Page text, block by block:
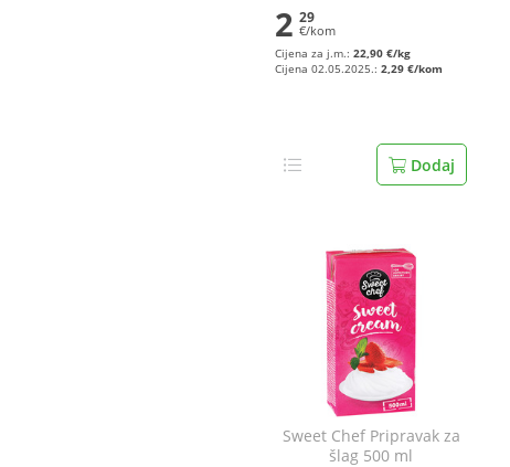
2 29
€/kom
Cijena za j.m.: 22,90 €/kg
Cijena 02.05.2025.: 2,29 €/kom
Dodaj
Sweet Chef Pripravak za
šlag 500 ml